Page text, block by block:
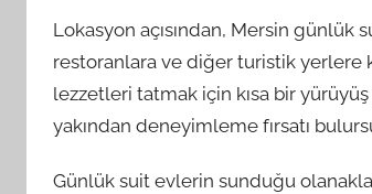
Lokasyon açısından, Mersin günlük
restoranlara ve diğer turistik yerlere
lezzetleri tatmak için kısa bir
yakından deneyimleme fırsatı
Günlük suit evlerin sunduğu